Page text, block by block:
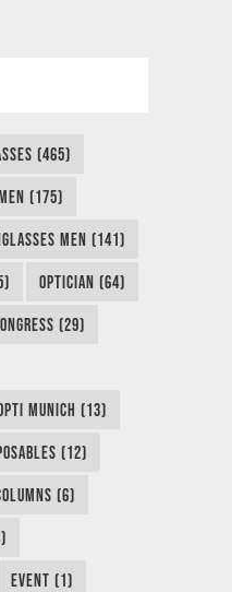
(465)
(175)
MEN (141)
OPTICIAN (64)
(29)
MUNICH (13)
(12)
(6)
EVENT (1)